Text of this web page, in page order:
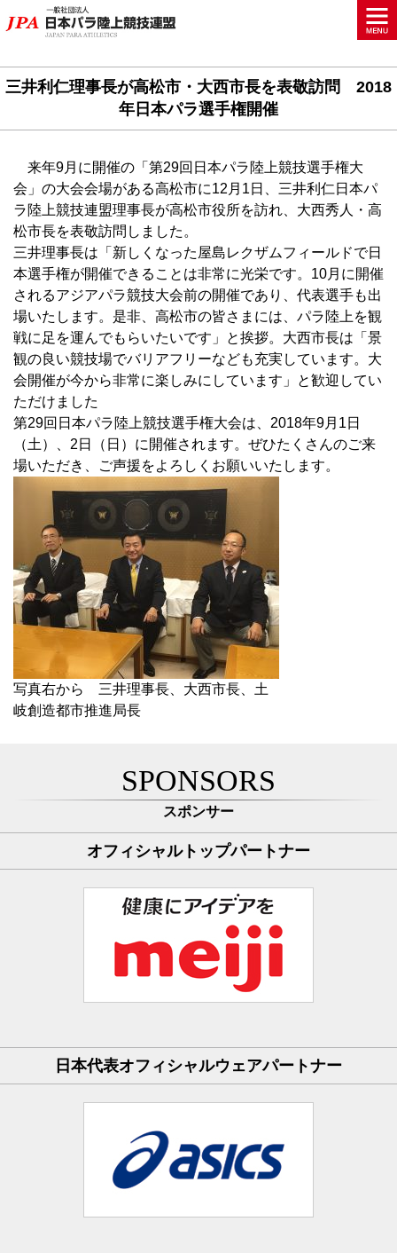
三井利仁理事長が高松市・大西市長を表敬訪問 2018
年日本パラ選手権開催
来年9月に開催の「第29回日本パラ陸上競技選手権大
会」の大会会場がある高松市に12月1日、三井利仁日本パ
ラ陸上競技連盟理事長が高松市役所を訪れ、大西秀人・高
松市長を表敬訪問しました。
三井理事長は「新しくなった屋島レクザムフィールドで日
本選手権が開催できることは非常に光栄です。10月に開催
されるアジアパラ競技大会前の開催であり、代表選手も出
場いたします。是非、高松市の皆さまには、パラ陸上を観
戦に足を運んでもらいたいです」と挨拶。大西市長は「景
観の良い競技場でバリアフリーなども充実しています。大
会開催が今から非常に楽しみにしています」と歓迎してい
ただけました
第29回日本パラ陸上競技選手権大会は、2018年9月1日
（土）、2日（日）に開催されます。ぜひたくさんのご来
場いただき、ご声援をよろしくお願いいたします。
写真右から 三井理事長、大西市長、土
岐創造都市推進局長
SPONSORS
スポンサー
オフィシャルトップパートナー
日本代表オフィシャルウェアパートナー